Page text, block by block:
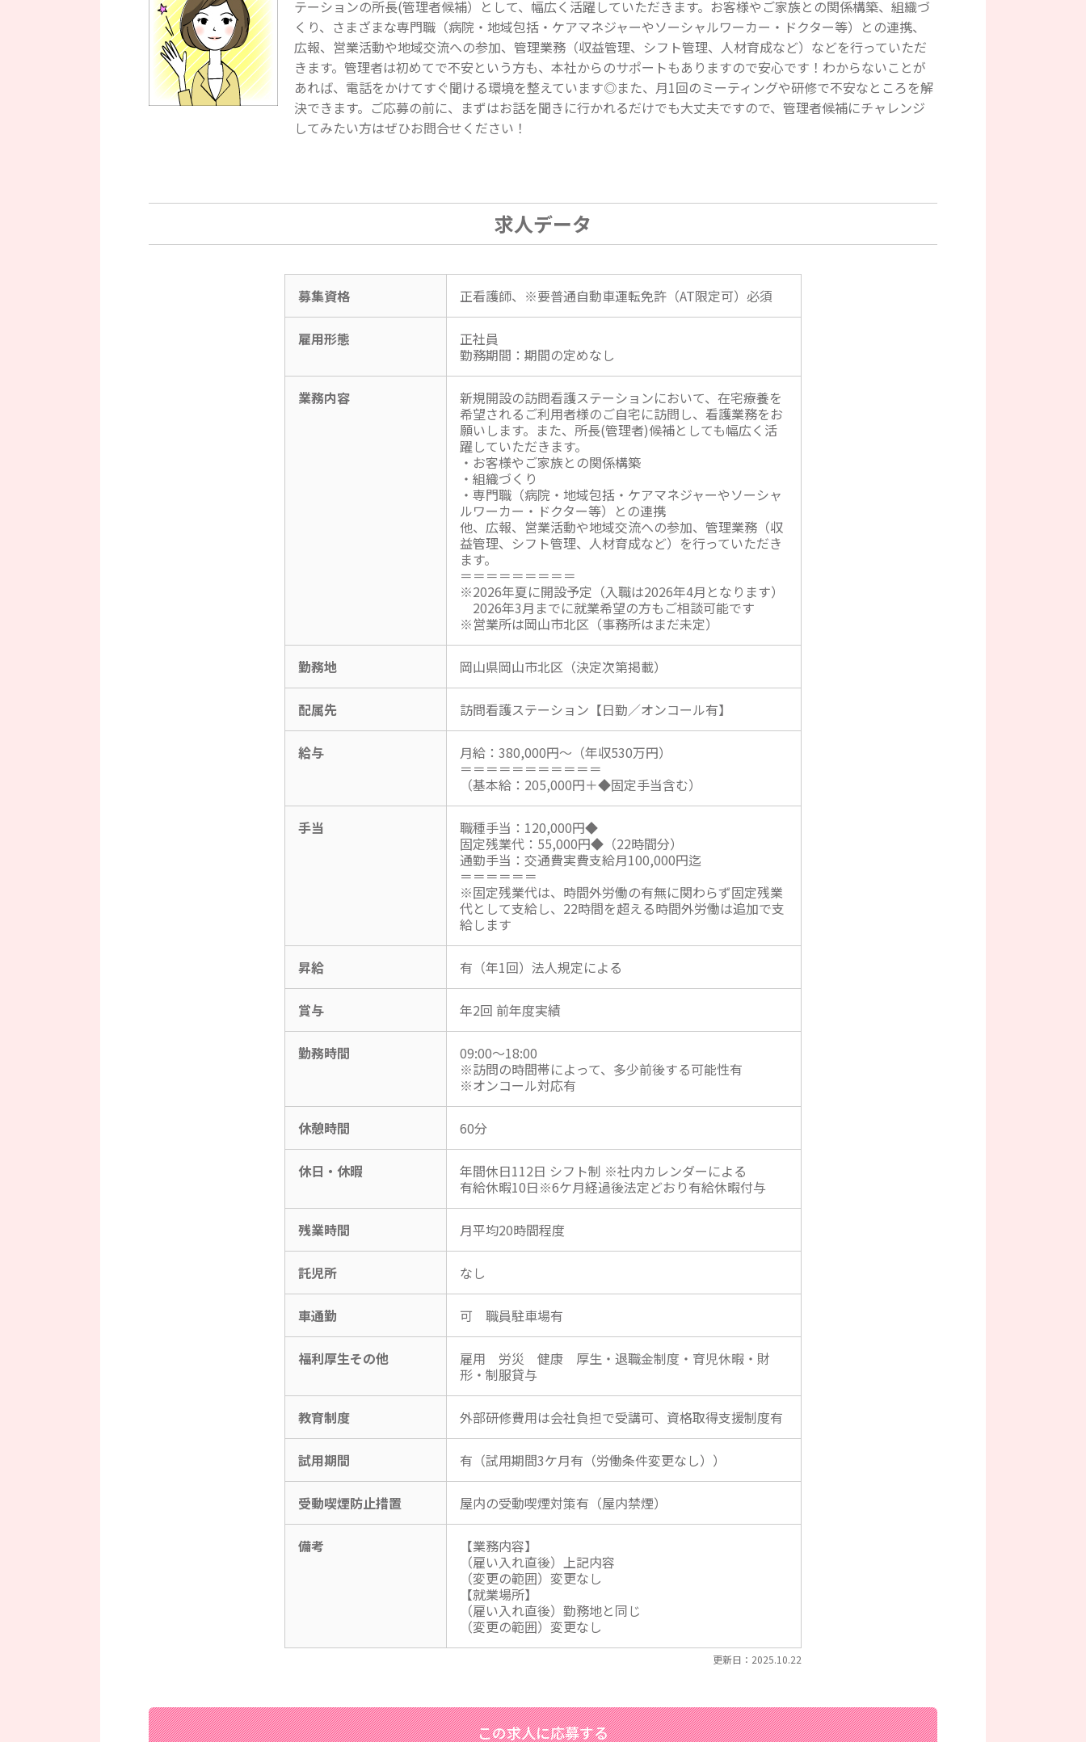
テーションの所長(管理者候補）として、幅広く活躍していただきます。お客様やご家族との関係構築、組織づ
くり、さまざまな専門職（病院・地域包括・ケアマネジャーやソーシャルワーカー・ドクター等）との連携、
広報、営業活動や地域交流への参加、管理業務（収益管理、シフト管理、人材育成など）などを行っていただ
きます。管理者は初めてで不安という方も、本社からのサポートもありますので安心です！わからないことが
あれば、電話をかけてすぐ聞ける環境を整えています◎また、月1回のミーティングや研修で不安なところを解
決できます。ご応募の前に、まずはお話を聞きに行かれるだけでも大丈夫ですので、管理者候補にチャレンジ
してみたい方はぜひお問合せください！
求人データ
募集資格 正看護師、※要普通自動車運転免許（AT限定可）必須
雇用形態
正社員
勤務期間：期間の定めなし
業務内容
新規開設の訪問看護ステーションにおいて、在宅療養を
希望されるご利用者様のご自宅に訪問し、看護業務をお
願いします。また、所長(管理者)候補としても幅広く活
躍していただきます。
・お客様やご家族との関係構築
・組織づくり
・専門職（病院・地域包括・ケアマネジャーやソーシャ
ルワーカー・ドクター等）との連携
他、広報、営業活動や地域交流への参加、管理業務（収
益管理、シフト管理、人材育成など）を行っていただき
ます。
＝＝＝＝＝＝＝＝＝
※2026年夏に開設予定（入職は2026年4月となります）
2026年3月までに就業希望の方もご相談可能です
※営業所は岡山市北区（事務所はまだ未定）
勤務地 岡山県岡山市北区（決定次第掲載）
配属先 訪問看護ステーション【日勤／オンコール有】
給与
月給：380,000円～（年収530万円）
＝＝＝＝＝＝＝＝＝＝＝
（基本給：205,000円＋◆固定手当含む）
手当
職種手当：120,000円◆
固定残業代：55,000円◆（22時間分）
通勤手当：交通費実費支給月100,000円迄
＝＝＝＝＝＝
※固定残業代は、時間外労働の有無に関わらず固定残業
代として支給し、22時間を超える時間外労働は追加で支
給します
昇給 有（年1回）法人規定による
賞与 年2回 前年度実績
勤務時間
09:00～18:00
※訪問の時間帯によって、多少前後する可能性有
※オンコール対応有
休憩時間 60分
休日・休暇
年間休日112日 シフト制 ※社内カレンダーによる
有給休暇10日※6ケ月経過後法定どおり有給休暇付与
残業時間 月平均20時間程度
託児所 なし
車通勤 可 職員駐車場有
福利厚生その他
雇用 労災 健康 厚生・退職金制度・育児休暇・財
形・制服貸与
教育制度 外部研修費用は会社負担で受講可、資格取得支援制度有
試用期間 有（試用期間3ケ月有（労働条件変更なし））
受動喫煙防止措置 屋内の受動喫煙対策有（屋内禁煙）
備考
【業務内容】
（雇い入れ直後）上記内容
（変更の範囲）変更なし
【就業場所】
（雇い入れ直後）勤務地と同じ
（変更の範囲）変更なし
更新日：2025.10.22
この求人に応募する